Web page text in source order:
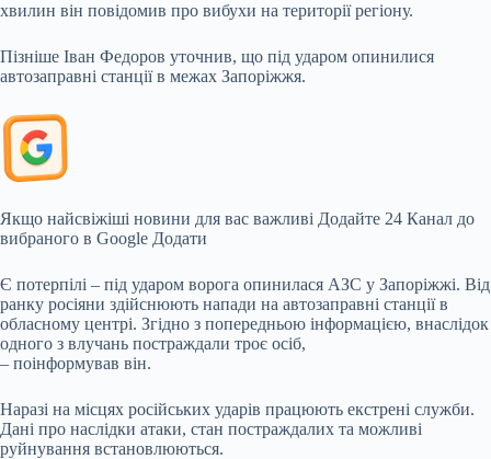
хвилин він повідомив про вибухи на території регіону.
Пізніше Іван Федоров уточнив, що під ударом опинилися
автозаправні станції в межах Запоріжжя.
Якщо найсвіжіші новини для вас важливі Додайте 24 Канал до
вибраного в Google Додати
Є потерпілі – під ударом ворога опинилася АЗС у Запоріжжі. Від
ранку росіяни здійснюють напади на автозаправні станції в
обласному центрі. Згідно з попередньою інформацією, внаслідок
одного з влучань постраждали троє осіб,
– поінформував він.
Наразі на місцях російських ударів працюють екстрені служби.
Дані про наслідки атаки, стан постраждалих та можливі
руйнування встановлюються.